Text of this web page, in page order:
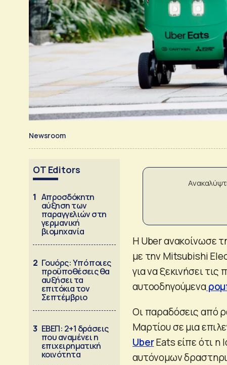
Newsroom
OT Editors
1 Απροσδόκητη
αύξηση των
παραγγελιών στη
γερμανική
βιομηχανία
2 Γουόρς: Υπό ποιες
προϋποθέσεις θα
αυξήσει τα
επιτόκια τον
Σεπτέμβριο
3 ΕΒΕΠ: 2+1 δράσεις
που αναμένει η
επιχειρηματική
κοινότητα
Η Uber ανακοίνωσε
με την Mitsubishi
για να ξεκινήσει
αυτοοδηγούμενα
Οι παραδόσεις από
Μαρτίου σε μια
UberEats είπε ότι η
αυτόνομων